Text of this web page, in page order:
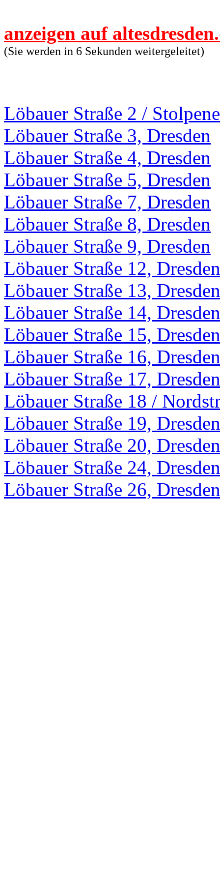
anzeigen auf
(Sie werden in 6 Sekunden weitergeleitet)
Löbauer Straße 2 /
Löbauer Straße 3, Dresden
Löbauer Straße 4, Dresden
Löbauer Straße 5, Dresden
Löbauer Straße 7, Dresden
Löbauer Straße 8, Dresden
Löbauer Straße 9, Dresden
Löbauer Straße 12, Dresden
Löbauer Straße 13, Dresden
Löbauer Straße 14, Dresden
Löbauer Straße 15, Dresden
Löbauer Straße 16, Dresden
Löbauer Straße 17, Dresden
Löbauer Straße 18 /
Löbauer Straße 19, Dresden
Löbauer Straße 20, Dresden
Löbauer Straße 24, Dresden
Löbauer Straße 26, Dresden